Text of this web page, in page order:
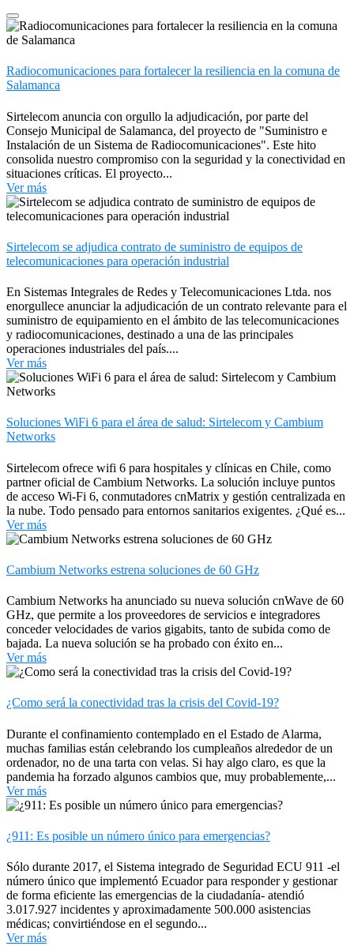
Radiocomunicaciones para fortalecer la resiliencia en la comuna de
Salamanca
Sirtelecom anuncia con orgullo la adjudicación, por parte del
Consejo Municipal de Salamanca, del proyecto de "Suministro e
Instalación de un Sistema de Radiocomunicaciones". Este hito
consolida nuestro compromiso con la seguridad y la conectividad en
situaciones críticas. El proyecto...
Ver más
Sirtelecom se adjudica contrato de suministro de equipos de
telecomunicaciones para operación industrial
En Sistemas Integrales de Redes y Telecomunicaciones Ltda. nos
enorgullece anunciar la adjudicación de un contrato relevante para el
suministro de equipamiento en el ámbito de las telecomunicaciones
y radiocomunicaciones, destinado a una de las principales
operaciones industriales del país....
Ver más
Soluciones WiFi 6 para el área de salud: Sirtelecom y Cambium
Networks
Sirtelecom ofrece wifi 6 para hospitales y clínicas en Chile, como
partner oficial de Cambium Networks. La solución incluye puntos
de acceso Wi-Fi 6, conmutadores cnMatrix y gestión centralizada en
la nube. Todo pensado para entornos sanitarios exigentes. ¿Qué es...
Ver más
Cambium Networks estrena soluciones de 60 GHz
Cambium Networks ha anunciado su nueva solución cnWave de 60
GHz, que permite a los proveedores de servicios e integradores
conceder velocidades de varios gigabits, tanto de subida como de
bajada. La nueva solución se ha probado con éxito en...
Ver más
¿Como será la conectividad tras la crisis del Covid-19?
Durante el confinamiento contemplado en el Estado de Alarma,
muchas familias están celebrando los cumpleaños alrededor de un
ordenador, no de una tarta con velas. Si hay algo claro, es que la
pandemia ha forzado algunos cambios que, muy probablemente,...
Ver más
¿911: Es posible un número único para emergencias?
Sólo durante 2017, el Sistema integrado de Seguridad ECU 911 -el
número único que implementó Ecuador para responder y gestionar
de forma eficiente las emergencias de la ciudadanía- atendió
3.017.927 incidentes y aproximadamente 500.000 asistencias
médicas; convirtiéndose en el segundo...
Ver más